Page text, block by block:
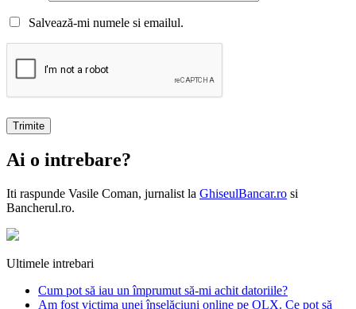
Salvează-mi numele si emailul.
Ai o intrebare?
Iti raspunde Vasile Coman, jurnalist la GhiseulBancar.ro si
Bancherul.ro.
Ultimele intrebari
Cum pot să iau un împrumut să-mi achit datoriile?
Am fost victima unei înșelăciuni online pe OLX. Ce pot să